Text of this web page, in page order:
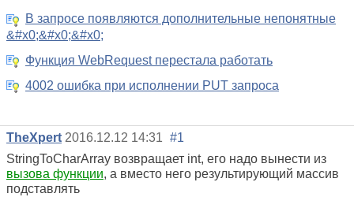
В запросе появляются дополнительные непонятные
&#x0;&#x0;&#x0;
Функция WebRequest перестала работать
4002 ошибка при исполнении PUT запроса
TheXpert 2016.12.12 14:31 #1
StringToCharArray возвращает int, его надо вынести из
вызова функции, а вместо него результирующий массив
подставлять